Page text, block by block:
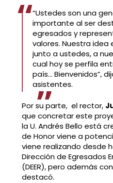
“Ustedes son una
importante al ser
egresados y
valores. Nuestra idea
junto a ustedes, a
cual hoy se perfila
país… Bienvenidos”,
asistentes.
Por su parte, el rector,
que concretar este
la U. Andrés Bello está
de Honor viene a
viene realizando desde
Dirección de Egresados
(DEER), pero además
destacó.